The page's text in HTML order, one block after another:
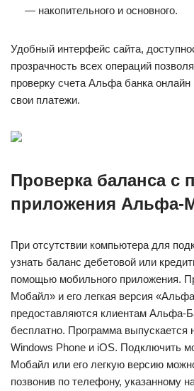
— накопительного и основного.
Удобный интерфейс сайта,
прозрачность всех операций
проверку счета Альфа банка онлайн
свои платежи.
Проверка баланса
приложения Альфа-
При отсутствии компьютера для
узнать баланс дебетовой или
помощью мобильного приложения.
Мобайл» и его легкая версия
предоставляются клиентам Альфа-
бесплатно. Программа выпускается
Windows Phone и iOS. Подключить
Мобайл или его легкую версию
позвонив по телефону, указанному